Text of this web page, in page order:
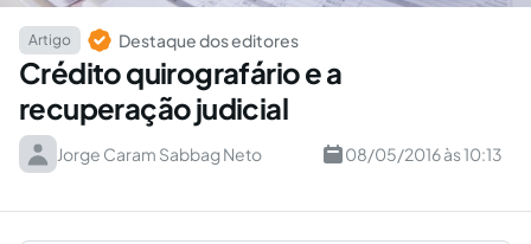
Artigo Destaque dos editores
Crédito quirografário e a
recuperação judicial
Jorge Caram Sabbag Neto 08/05/2016 às 10:13